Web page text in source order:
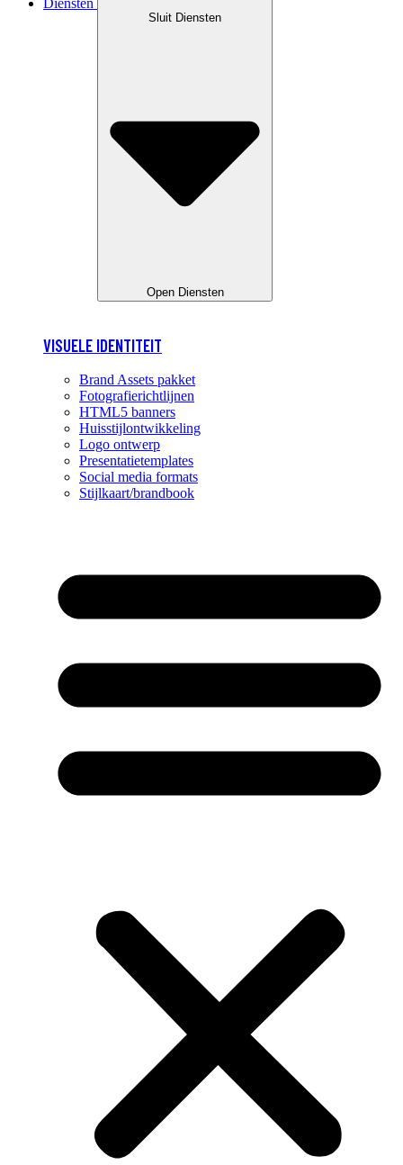
Diensten
Sluit Diensten
Open Diensten
VISUELE IDENTITEIT
Brand Assets pakket
Fotografierichtlijnen
HTML5 banners
Huisstijlontwikkeling
Logo ontwerp
Presentatietemplates
Social media formats
Stijlkaart/brandbook